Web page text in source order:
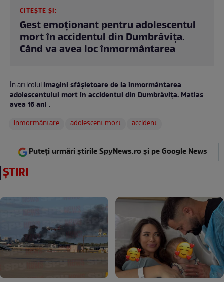
CITEȘTE ȘI:
Gest emoționant pentru adolescentul
mort în accidentul din Dumbrăvița.
Când va avea loc înmormântarea
În articolulImagini sfâșietoare de la înmormântarea
adolescentului mort în accidentul din Dumbrăvița. Matias
avea 16 ani :
inmormântare
adolescent mort accident
Puteți urmări știrile SpyNews.ro și pe Google News
ȘTIRI